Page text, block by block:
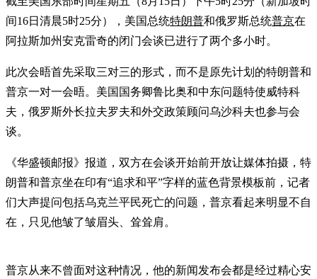
间16日清晨5时25分），美国总统特朗普和俄罗斯总统普京在
阿拉斯加州安克雷奇的闭门会谈已进行了两个多小时。
此次会晤首先采取三对三的形式，而不是原先计划的特朗普和
普京一对一会晤。美国国务卿鲁比奥和中东问题特使威特科
夫，俄罗斯外长拉夫罗夫和外交政策顾问乌沙科夫也参与会
谈。
《华盛顿邮报》报道，双方在会谈开始前开放让媒体拍摄，特
朗普和普京坐在印有“追求和平”字样的蓝色背景模板前，记者
们大声提问包括乌克兰平民死亡的问题，普京看起来明显不自
在，只见他皱了皱眉头、耸耸肩。
普京从来不曾面对这种情况，他的新闻发布会都是经过精心安